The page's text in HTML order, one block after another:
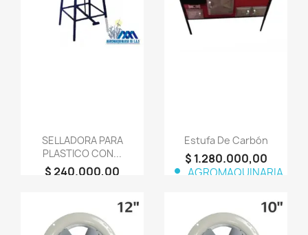
SELLADORA PARA
PLASTICO CON...
$ 240.000,00
Estufa De Carbón
$ 1.280.000,00
person AGROMAQUINARIA